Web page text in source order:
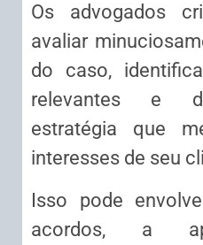
Os advogados
avaliar
do caso,
relevantes e
estratégia que
interesses de seu
Isso pode
acordos, a